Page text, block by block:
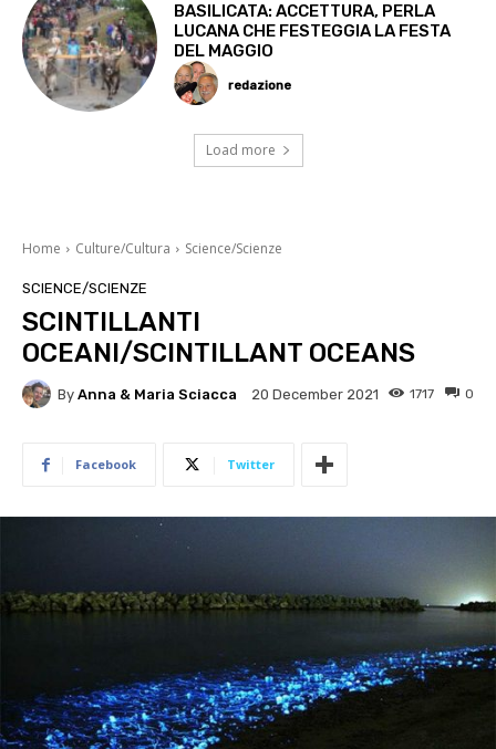
BASILICATA: ACCETTURA, PERLA
LUCANA CHE FESTEGGIA LA FESTA
DEL MAGGIO
redazione
Load more